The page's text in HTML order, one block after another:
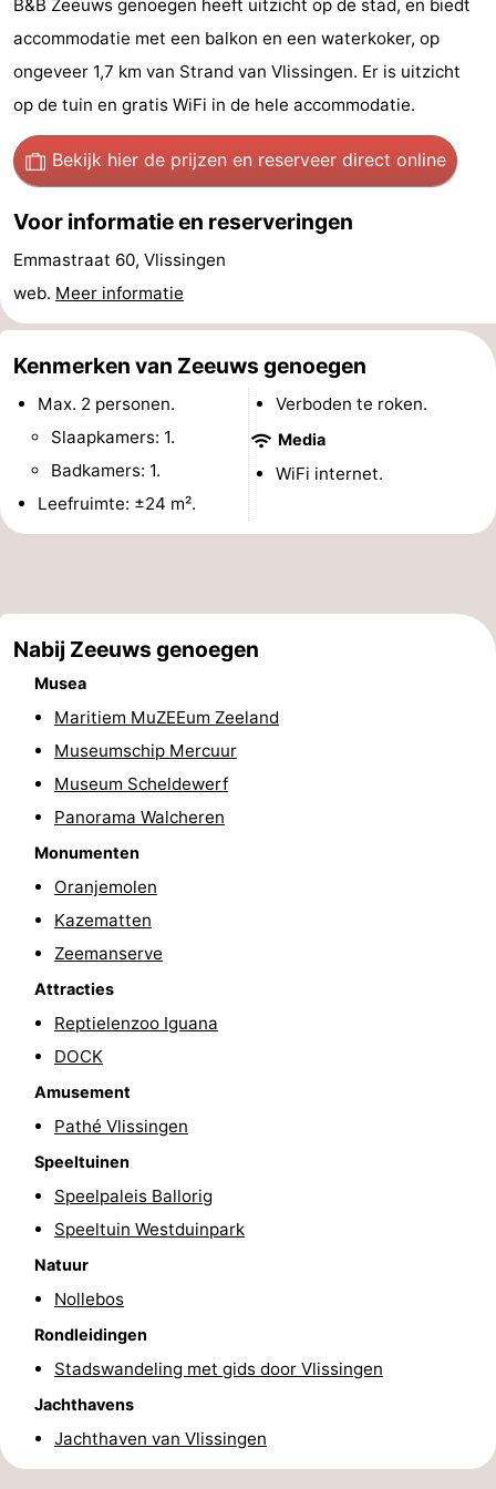
Vakantiehuizen
-
Galgewei
-
Noordzee
Vlissingen
-
Zeeland
Vebenabos
-
Westduin
Last
minutes
Strand
Zien
&Bezienswaardigheden
Monumenten
Uitkijkpunten
Attracties
Speeltuinen
Binnenspeeltuinen
Bowlen
Wellness
Natuur
Sporten
Zwembaden
Fietsen
Wandelen
Paardrijden
en
Ringrijden
B&B Zeeuws genoegen heeft uitzicht op de stad, en biedt
accommodatie met een balkon en een waterkoker, op
ongeveer 1,7 km van Strand van Vlissingen. Er is uitzicht
op de tuin en gratis WiFi in de hele accommodatie.
Bekijk hier de prijzen en reserveer direct online
Voor informatie en reserveringen
Emmastraat 60, Vlissingen
web. Meer informatie
Kenmerken van Zeeuws genoegen
Max. 2 personen.
Slaapkamers: 1.
Badkamers: 1.
Leefruimte: ±24 m².
Verboden te roken.
Media
WiFi internet.
Nabij Zeeuws genoegen
Musea
Maritiem MuZEEum Zeeland
Museumschip Mercuur
Museum Scheldewerf
Panorama Walcheren
Monumenten
Oranjemolen
Kazematten
Zeemanserve
Attracties
Reptielenzoo Iguana
DOCK
Amusement
Pathé Vlissingen
Speeltuinen
Speelpaleis Ballorig
Speeltuin Westduinpark
Natuur
Nollebos
Rondleidingen
Stadswandeling met gids door Vlissingen
Jachthavens
Jachthaven van Vlissingen